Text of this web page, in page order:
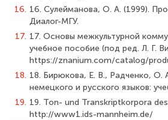
16. 16. Сулейманова, О. А. (1999).
Диалог-МГУ.
17. 17. Основы межкультурной
учебное пособие (под ред. Л. Г.
https://znanium.com/catalog/
18. 18. Бирюкова, Е. В., Радченко, О.
немецкого и русского языков:
19. 19. Ton- und Transkriptkorpora
http://www1.ids-mannheim.de/